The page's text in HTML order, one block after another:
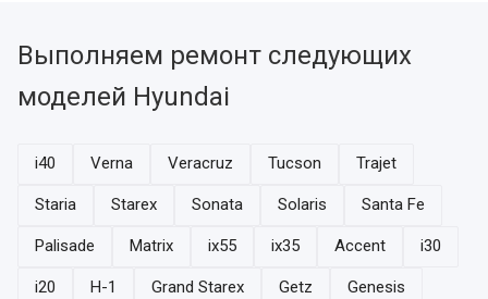
Выполняем ремонт следующих
моделей Hyundai
i40 Verna Veracruz Tucson Trajet
Staria Starex Sonata Solaris Santa Fe
Palisade Matrix ix55 ix35 Accent i30
i20 H-1 Grand Starex Getz Genesis